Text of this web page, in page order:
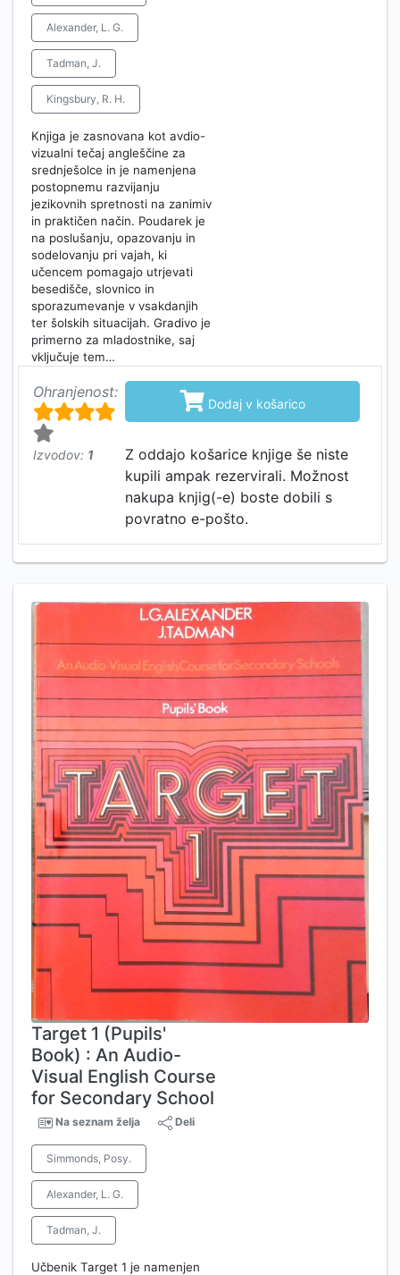
Alexander, L. G.
Tadman, J.
Kingsbury, R. H.
Knjiga je zasnovana kot avdio-
vizualni tečaj angleščine za
srednješolce in je namenjena
postopnemu razvijanju
jezikovnih spretnosti na zanimiv
in praktičen način. Poudarek je
na poslušanju, opazovanju in
sodelovanju pri vajah, ki
učencem pomagajo utrjevati
besedišče, slovnico in
sporazumevanje v vsakdanjih
ter šolskih situacijah. Gradivo je
primerno za mladostnike, saj
vključuje tem…
Ohranjenost:
Izvodov: 1
 Dodaj v košarico
Z oddajo košarice knjige še niste
kupili ampak rezervirali. Možnost
nakupa knjig(-e) boste dobili s
povratno e-pošto.
Target 1 (Pupils'
Book) : An Audio-
Visual English Course
for Secondary School
Na seznam želja Deli
Simmonds, Posy.
Alexander, L. G.
Tadman, J.
Učbenik Target 1 je namenjen